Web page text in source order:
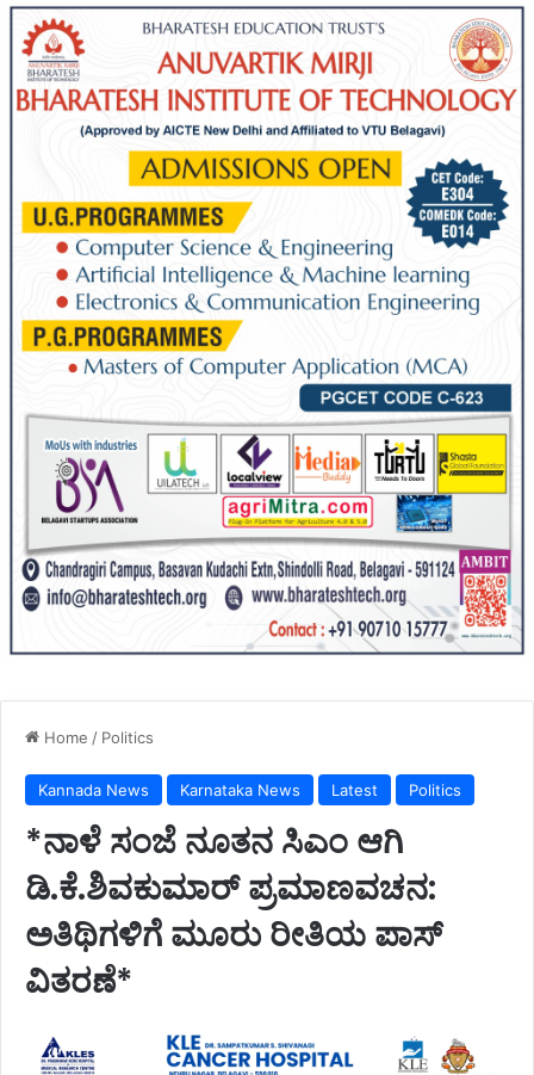
Home / Politics
Kannada News Karnataka News Latest Politics
*ನಾಳೆ ಸಂಜೆ ನೂತನ ಸಿಎಂ ಆಗಿ
ಡಿ.ಕೆ.ಶಿವಕುಮಾರ್ ಪ್ರಮಾಣವಚನ:
ಅತಿಥಿಗಳಿಗೆ ಮೂರು ರೀತಿಯ ಪಾಸ್
ವಿತರಣೆ*